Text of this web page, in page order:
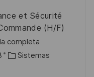
et Sécurité
(H/F)
completa
C Sistemas